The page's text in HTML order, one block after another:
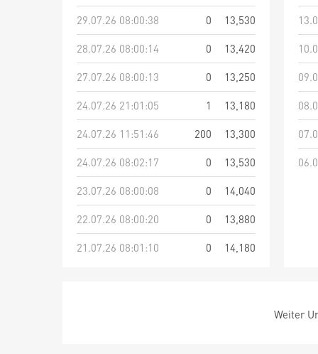
29.07.26 08:00:38
0
13,530
28.07.26 08:00:14
0
13,420
27.07.26 08:00:13
0
13,250
24.07.26 21:01:05
1
13,180
24.07.26 11:51:46
200
13,300
24.07.26 08:02:17
0
13,530
23.07.26 08:00:08
0
14,040
22.07.26 08:00:20
0
13,880
21.07.26 08:01:10
0 14,180
Weiter